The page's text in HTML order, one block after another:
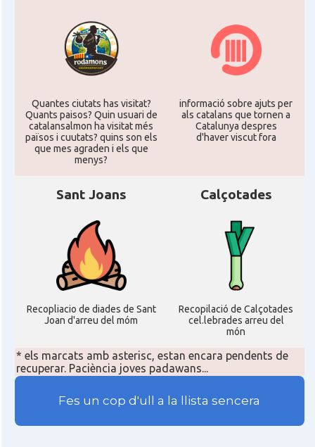
Quantes ciutats has visitat?
Quants paisos? Quin usuari de
catalansalmon ha visitat més
països i cuutats? quins son els
que mes agraden i els que
menys?
informació sobre ajuts per
als catalans que tornen a
Catalunya despres
d'haver viscut fora
Sant Joans
Recopliacio de diades de Sant
Joan d'arreu del móm
Calçotades
Recopilació de Calçotades
cel.lebrades arreu del
món
* els marcats amb asterisc, estan encara pendents de
recuperar. Paciència joves padawans...
Fes un cop d'ull a la llista sencera